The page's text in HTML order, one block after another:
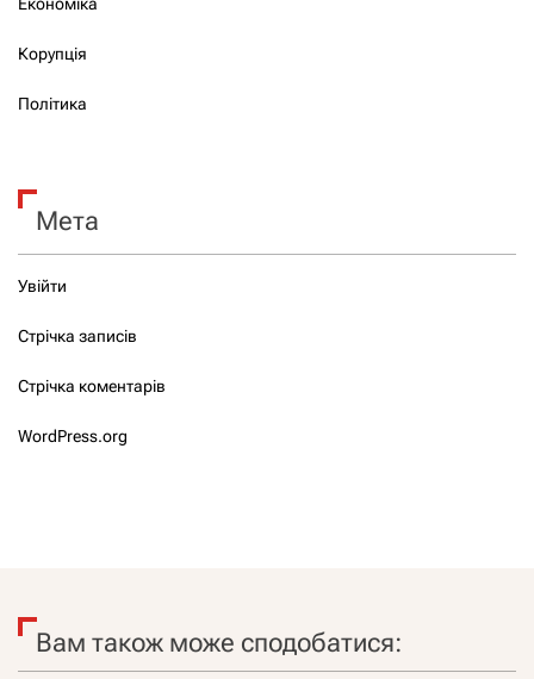
Корупція
Політика
Мета
Увійти
Стрічка записів
Стрічка коментарів
WordPress.org
Вам також може сподобатися: